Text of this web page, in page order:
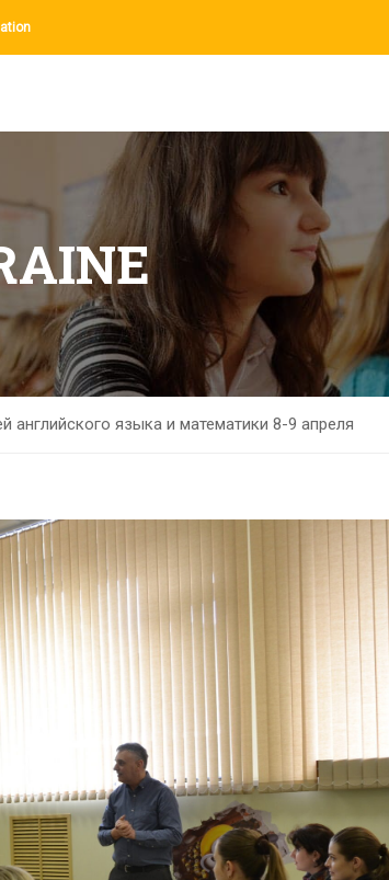
английского языка и математики 8-9 апреля